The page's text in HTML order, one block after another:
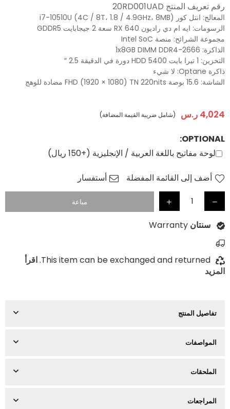
رقم تعريف المنتج 20RD001UAD
المعالج: انتل كور i7-10510U (4C / 8T، 1.8 / 4.9GHz، 8MB)
الرسومات: ايه ام دي راديون RX 640 سعة 2 جيجابايت GDDR5
مجموعة الشرائح: منصة Intel SoC
الذاكرة: 1x8GB DIMM DDR4-2666
التخزين: 1 تيرا بايت HDD 5400 دورة في الدقيقة 2.5 ″
ذاكرة Optane: لا شيء
الشاشة: 15.6 بوصة FHD (1920 × 1080) TN 220nits مضادة للوهج
سعر
4,024 ر.س (شامل ضريبة القيمة المضافة)
OPTIONAL:
لوحة مفاتيح باللغة العربية / الإنجليزية (+150 ريال)
أضف إلى القائمة المفضلة أستفسار
مباعة
سنتان Warranty
اقرأ
المزيد
تفاصيل المنتج
المواصفات
الملحقات
المراجعات